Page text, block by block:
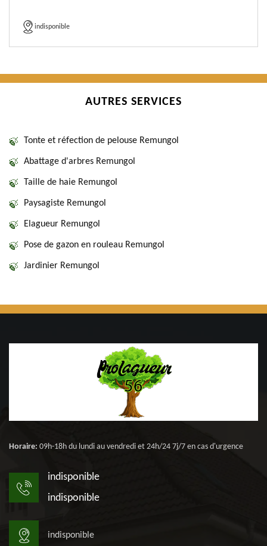
indisponible
AUTRES SERVICES
Tonte et réfection de pelouse Remungol
Abattage d'arbres Remungol
Taille de haie Remungol
Paysagiste Remungol
Elagueur Remungol
Pose de gazon en rouleau Remungol
Jardinier Remungol
Horaire: 09h-18h du lundi au vendredi et 24h/24 7j/7 en cas d'urgence
indisponible
indisponible
indisponible